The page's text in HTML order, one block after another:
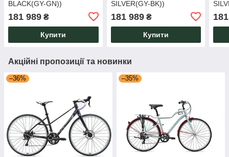
BLACK(GY-GN))
181 989 ₴
Купити
SILVER(GY-BK))
181 989₴
Купити
Акційні пропозиції та новинки
–36% –35%